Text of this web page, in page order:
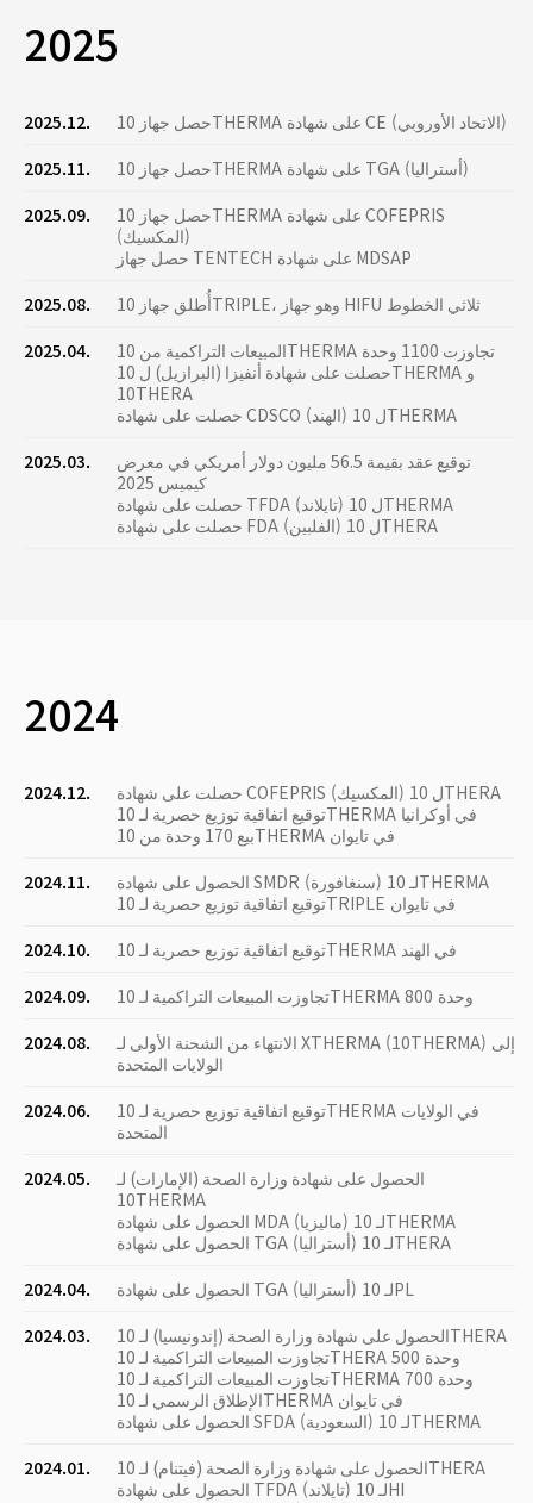
2025
2025.12.
حصل جهاز 10THERMA على شهادة CE (الاتحاد الأوروبي)
2025.11.
حصل جهاز 10THERMA على شهادة TGA (أستراليا)
2025.09.
حصل جهاز 10THERMA على شهادة COFEPRIS
(المكسيك)
حصل جهاز TENTECH على شهادة MDSAP
2025.08.
أُطلق جهاز 10TRIPLE، وهو جهاز HIFU ثلاثي الخطوط
2025.04.
المبيعات التراكمية من 10THERMA تجاوزت 1100 وحدة
حصلت على شهادة أنفيزا (البرازيل) ل 10THERMA و
10THERA
حصلت على شهادة CDSCO (الهند) ل 10THERMA
2025.03.
توقيع عقد بقيمة 56.5 مليون دولار أمريكي في معرض
كيميس 2025
حصلت على شهادة TFDA (تايلاند) ل 10THERMA
حصلت على شهادة FDA (الفلبين) ل 10THERA
2024
2024.12.
حصلت على شهادة COFEPRIS (المكسيك) ل 10THERA
توقيع اتفاقية توزيع حصرية لـ 10THERMA في أوكرانيا
بيع 170 وحدة من 10THERMA في تايوان
2024.11.
الحصول على شهادة SMDR (سنغافورة) لـ 10THERMA
توقيع اتفاقية توزيع حصرية لـ 10TRIPLE في تايوان
2024.10.
توقيع اتفاقية توزيع حصرية لـ 10THERMA في الهند
2024.09.
تجاوزت المبيعات التراكمية لـ 10THERMA 800 وحدة
2024.08.
الانتهاء من الشحنة الأولى لـ XTHERMA (10THERMA) إلى
الولايات المتحدة
2024.06.
توقيع اتفاقية توزيع حصرية لـ 10THERMA في الولايات
المتحدة
2024.05.
الحصول على شهادة وزارة الصحة (الإمارات) لـ
10THERMA
الحصول على شهادة MDA (ماليزيا) لـ 10THERMA
الحصول على شهادة TGA (أستراليا) لـ 10THERA
2024.04.
الحصول على شهادة TGA (أستراليا) لـ 10PL
2024.03.
الحصول على شهادة وزارة الصحة (إندونيسيا) لـ 10THERA
تجاوزت المبيعات التراكمية لـ 10THERA 500 وحدة
تجاوزت المبيعات التراكمية لـ 10THERMA 700 وحدة
الإطلاق الرسمي لـ 10THERMA في تايوان
الحصول على شهادة SFDA (السعودية) لـ 10THERMA
2024.01.
الحصول على شهادة وزارة الصحة (فيتنام) لـ 10THERA
الحصول على شهادة TFDA (تايلاند) لـ 10HI